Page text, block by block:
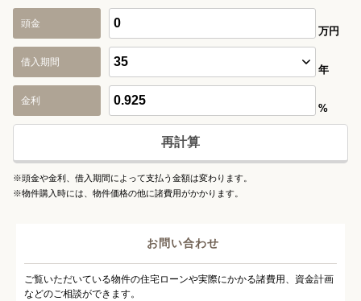
頭金
万円
借入期間
年
金利
%
再計算
※頭金や金利、借入期間によって支払う金額は変わります。
※物件購入時には、物件価格の他に諸費用がかかります。
お問い合わせ
ご覧いただいている物件の住宅ローンや実際にかかる諸費用、資金計画
などのご相談ができます。